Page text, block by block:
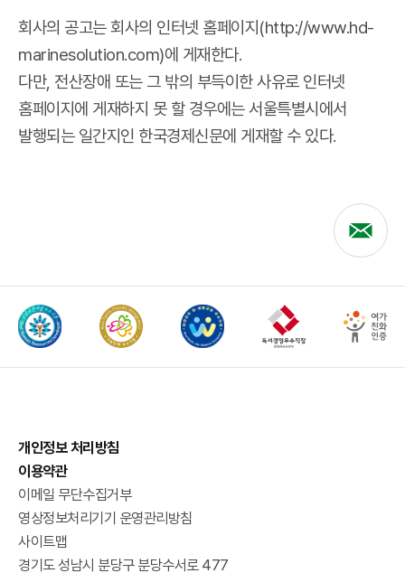
회사의 공고는 회사의 인터넷 홈페이지(http://www.hd-
marinesolution.com)에 게재한다.
다만, 전산장애 또는 그 밖의 부득이한 사유로 인터넷
홈페이지에 게재하지 못 할 경우에는 서울특별시에서
발행되는 일간지인 한국경제신문에 게재할 수 있다.
개인정보 처리방침
이용약관
이메일 무단수집거부
영상정보처리기기 운영관리방침
사이트맵
경기도 성남시 분당구 분당수서로 477